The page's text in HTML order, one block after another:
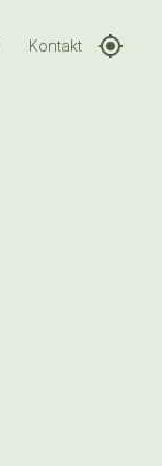
Kontakt gps_fixed